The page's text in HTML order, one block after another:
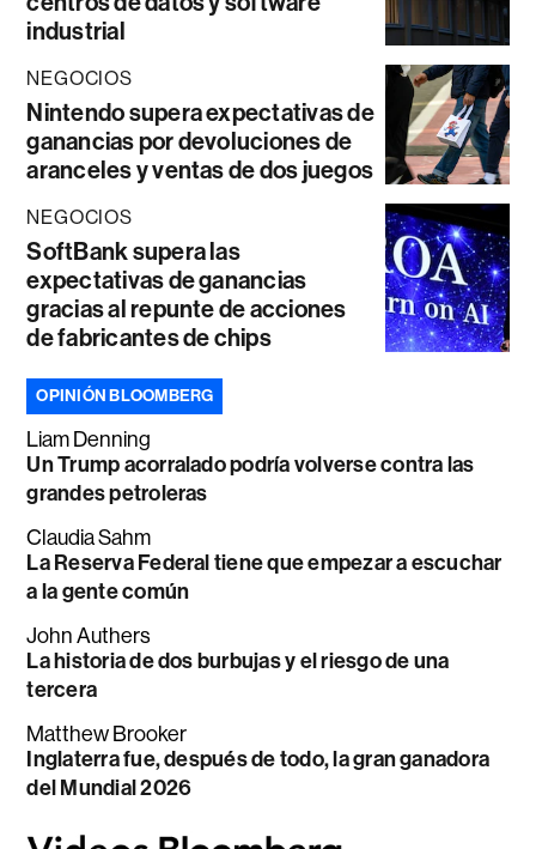
industrial
NEGOCIOS
Nintendo supera expectativas de
ganancias por devoluciones de
aranceles y ventas de dos juegos
NEGOCIOS
SoftBank supera las
expectativas de ganancias
gracias al repunte de acciones
de fabricantes de chips
OPINIÓN BLOOMBERG
Liam Denning
Un Trump acorralado podría volverse contra las
grandes petroleras
Claudia Sahm
La Reserva Federal tiene que empezar a escuchar
a la gente común
John Authers
La historia de dos burbujas y el riesgo de una
tercera
Matthew Brooker
Inglaterra fue, después de todo, la gran ganadora
del Mundial 2026